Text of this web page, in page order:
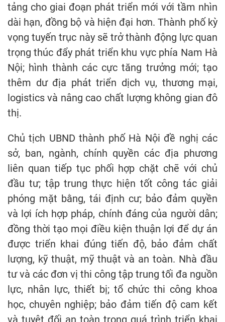
tảng cho giai đoạn phát triển mới với tầm nhìn
dài hạn, đồng bộ và hiện đại hơn. Thành phố kỳ
vọng tuyến trục này sẽ trở thành động lực quan
trọng thúc đẩy phát triển khu vực phía Nam Hà
Nội; hình thành các cực tăng trưởng mới; tạo
thêm dư địa phát triển dịch vụ, thương mại,
logistics và nâng cao chất lượng không gian đô
thị.
Chủ tịch UBND thành phố Hà Nội đề nghị các
sở, ban, ngành, chính quyền các địa phương
liên quan tiếp tục phối hợp chặt chẽ với chủ
đầu tư; tập trung thực hiện tốt công tác giải
phóng mặt bằng, tái định cư; bảo đảm quyền
và lợi ích hợp pháp, chính đáng của người dân;
đồng thời tạo mọi điều kiện thuận lợi để dự án
được triển khai đúng tiến độ, bảo đảm chất
lượng, kỹ thuật, mỹ thuật và an toàn. Nhà đầu
tư và các đơn vị thi công tập trung tối đa nguồn
lực, nhân lực, thiết bị; tổ chức thi công khoa
học, chuyên nghiệp; bảo đảm tiến độ cam kết
và tuyệt đối an toàn trong quá trình triển khai